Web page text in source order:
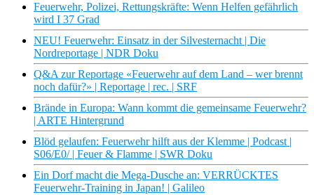
Feuerwehr, Polizei, Rettungskräfte: Wenn Helfen gefährlich
wird I 37 Grad
NEU! Feuerwehr: Einsatz in der Silvesternacht | Die
Nordreportage | NDR Doku
Q&A zur Reportage «Feuerwehr auf dem Land – wer brennt
noch dafür?» | Reportage | rec. | SRF
Brände in Europa: Wann kommt die gemeinsame Feuerwehr?
| ARTE Hintergrund
Blöd gelaufen: Feuerwehr hilft aus der Klemme | Podcast |
S06/E0/ | Feuer & Flamme | SWR Doku
Ein Dorf macht die Mega-Dusche an: VERRÜCKTES
Feuerwehr-Training in Japan! | Galileo